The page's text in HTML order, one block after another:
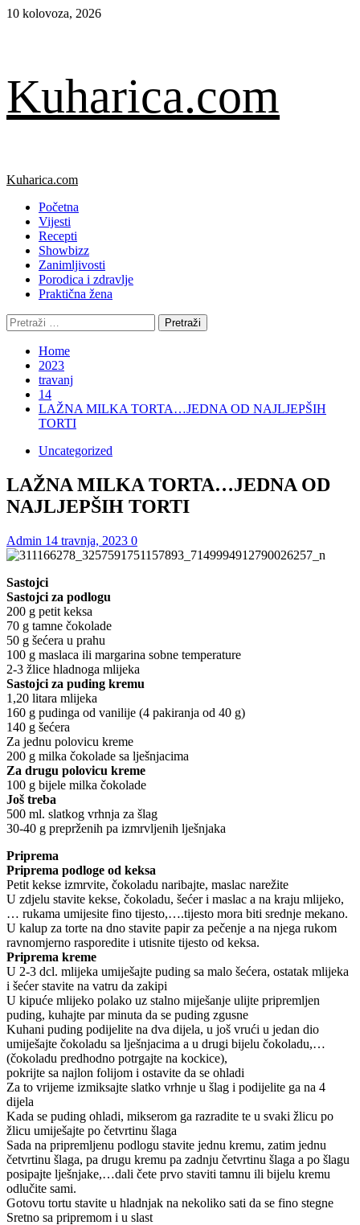
Skip
10 kolovoza, 2026
Kuharica.com
Primary
Kuharica.com
Početna
Vijesti
Recepti
Showbizz
Zanimljivosti
Porodica i zdravlje
Praktična žena
Pretraži:
Home
2023
travanj
14
LAŽNA MILKA TORTA…JEDNA OD NAJLJEPŠIH
TORTI
Uncategorized
LAŽNA MILKA TORTA…JEDNA OD
NAJLJEPŠIH TORTI
Admin 14 travnja, 2023 0
Sastojci
Sastojci za podlogu
200 g petit keksa
70 g tamne čokolade
50 g šećera u prahu
100 g maslaca ili margarina sobne temperature
2-3 žlice hladnoga mlijeka
Sastojci za puding kremu
1,20 litara mlijeka
160 g pudinga od vanilije (4 pakiranja od 40 g)
140 g šećera
Za jednu polovicu kreme
200 g milka čokolade sa lješnjacima
Za drugu polovicu kreme
100 g bijele milka čokolade
Još treba
500 ml. slatkog vrhnja za šlag
30-40 g preprženih pa izmrvljenih lješnjaka
Priprema
Priprema podloge od keksa
Petit kekse izmrvite, čokoladu naribajte, maslac narežite
U zdjelu stavite kekse, čokoladu, šećer i maslac a na kraju mlijeko,
… rukama umijesite fino tijesto,….tijesto mora biti srednje mekano.
U kalup za torte na dno stavite papir za pečenje a na njega rukom
ravnomjerno rasporedite i utisnite tijesto od keksa.
Priprema kreme
U 2-3 dcl. mlijeka umiješajte puding sa malo šećera, ostatak mlijeka
i šećer stavite na vatru da zakipi
U kipuće mlijeko polako uz stalno miješanje ulijte pripremljen
puding, kuhajte par minuta da se puding zgusne
Kuhani puding podijelite na dva dijela, u još vrući u jedan dio
umiješajte čokoladu sa lješnjacima a u drugi bijelu čokoladu,…
(čokoladu predhodno potrgajte na kockice),
pokrijte sa najlon folijom i ostavite da se ohladi
Za to vrijeme izmiksajte slatko vrhnje u šlag i podijelite ga na 4
dijela
Kada se puding ohladi, mikserom ga razradite te u svaki žlicu po
žlicu umiješajte po četvrtinu šlaga
Sada na pripremljenu podlogu stavite jednu kremu, zatim jednu
četvrtinu šlaga, pa drugu kremu pa zadnju četvrtinu šlaga a po šlagu
posipajte lješnjake,…dali čete prvo staviti tamnu ili bijelu kremu
odlučite sami.
Gotovu tortu stavite u hladnjak na nekoliko sati da se fino stegne
Sretno sa pripremom i u slast